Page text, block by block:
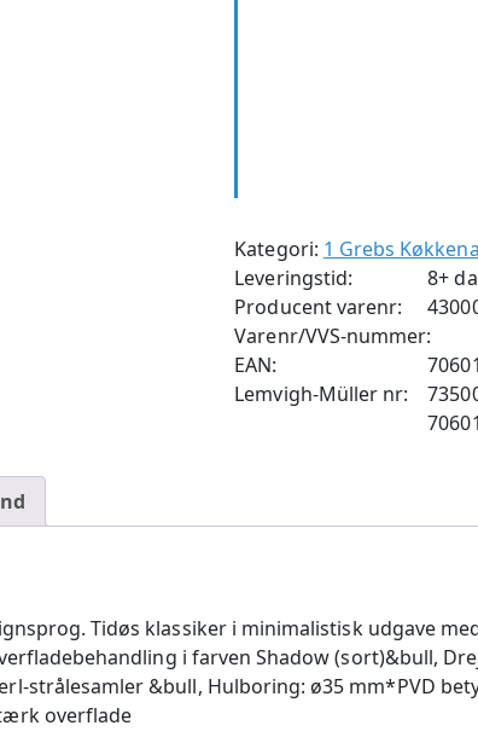
Kategori: 1 Grebs
Leveringstid:
8+
Producent varenr:
Varenr/VVS-nummer:
EAN:
Lemvigh-Müller nr:
Tidøs klassiker i minimalistisk udgave
i farven Shadow (sort)&bull,
strålesamler &bull, Hulboring: ø35 mm*PVD
overflade